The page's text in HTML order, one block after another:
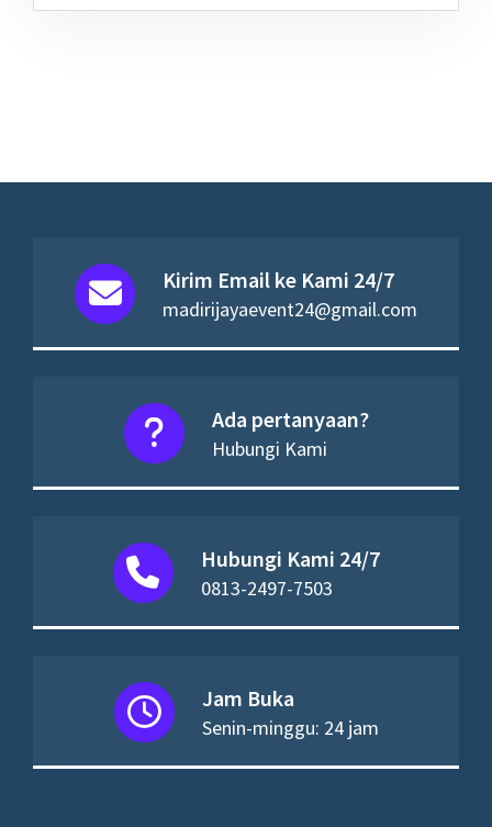
Kirim Email ke Kami 24/7
madirijayaevent24@gmail.com
Ada pertanyaan?
Hubungi Kami
Hubungi Kami 24/7
0813-2497-7503
Jam Buka
Senin-minggu: 24 jam